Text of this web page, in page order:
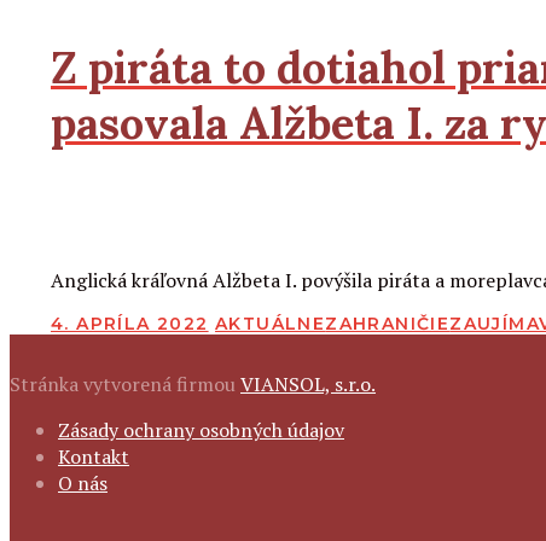
Z piráta to dotiahol
pasovala Alžbeta I. za
Anglická kráľovná Alžbeta I. povýšila piráta a
PUBLIKOVANÉ
4. APRÍLA 2022 AKTUÁLNEZAHRANIČIE
Stránka vytvorená firmou VIANSOL, s.r.o.
FOOTER
NAVIGATION
Zásady ochrany osobných údajov
Kontakt
O nás